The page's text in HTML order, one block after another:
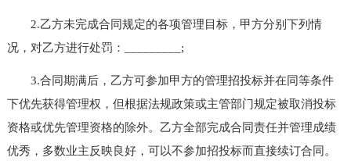
2.乙方未完成合同规定的各项管理目标，甲方分别下列情
况，对乙方进行处罚：_________;
3.合同期满后，乙方可参加甲方的管理招投标并在同等条件
下优先获得管理权，但根据法规政策或主管部门规定被取消投标
资格或优先管理资格的除外。乙方全部完成合同责任并管理成绩
优秀，多数业主反映良好，可以不参加招投标而直接续订合同。